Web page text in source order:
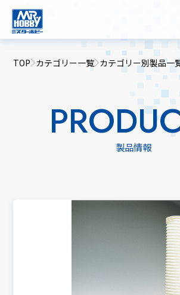
TOP カテゴリー一覧 カテゴリー別製品一
製品情報